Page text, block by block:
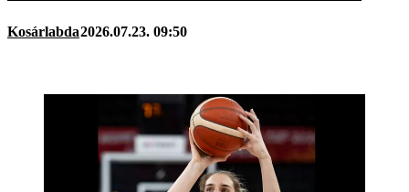
Kosárlabda2026.07.23. 09:50